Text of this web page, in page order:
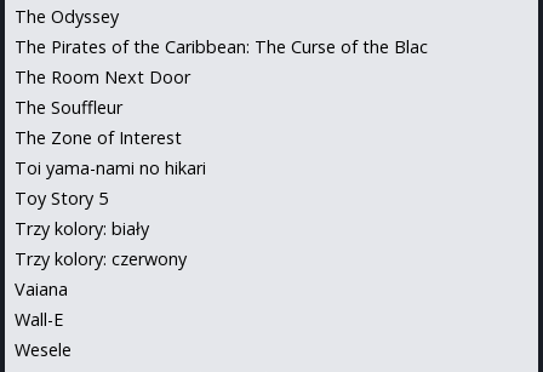
The Odyssey
The Pirates of the Caribbean: The Curse of the Blac
The Room Next Door
The Souffleur
The Zone of Interest
Toi yama-nami no hikari
Toy Story 5
Trzy kolory: biały
Trzy kolory: czerwony
Vaiana
Wall-E
Wesele